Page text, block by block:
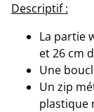
Descriptif :
La partie
et 26 cm
Une
Un zip
plastique